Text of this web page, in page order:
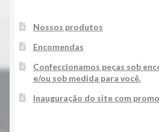
Nossos produtos
Encomendas
Confeccionamos peças sob
e/ou sob medida para você.
Inauguração do site com